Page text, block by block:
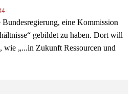
eine Kommission
gebildet zu haben. Dort will
wie „...in Zukunft Ressourcen und